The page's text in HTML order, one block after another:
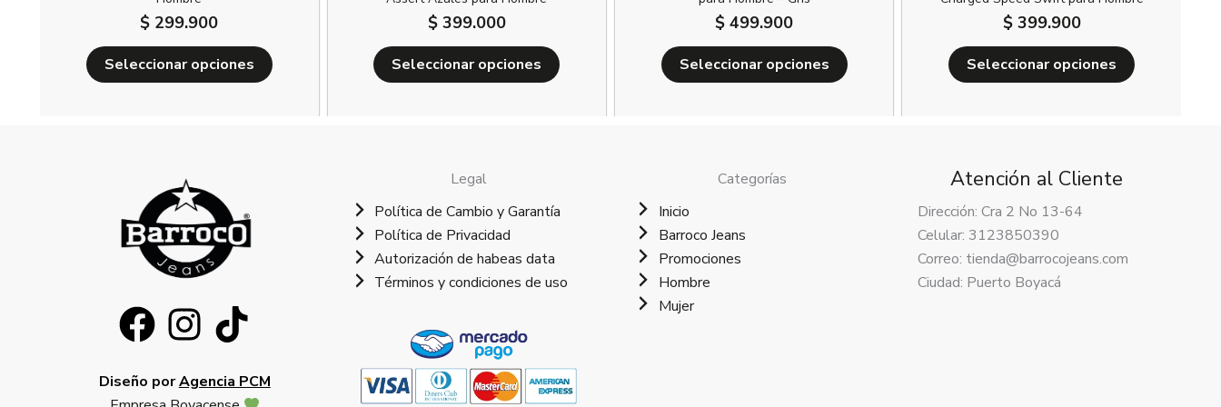
$ 299.900
Seleccionar opciones
$399.000
Seleccionar opciones
$ 499.900
Seleccionar opciones
$399.900
Seleccionar opciones
Diseño porAgencia PCM
Legal
Política de Cambio y Garantía
Política de Privacidad
Autorización de habeas data
Términos y condiciones de uso
Categorías
Inicio
Barroco Jeans
Promociones
Hombre
Mujer
Atención al Cliente
Dirección: Cra 2 No 13-64
Celular: 3123850390
Correo: tienda@barrocojeans.com
Ciudad: Puerto Boyacá